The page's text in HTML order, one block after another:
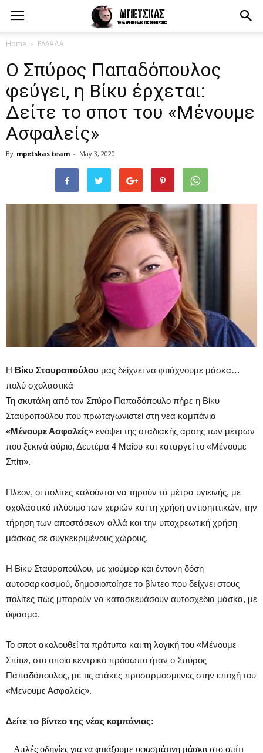
Home ΕΛΛΑΔΑ
Ο Σπύρος Παπαδόπουλος
φεύγει, η Βίκυ έρχεται:
Δείτε το σποτ του «Μένουμε
Ασφαλείς»
By mpetskas team - May 3, 2020
Η Βίκυ Σταυροπούλου μας δείχνει να φτιάχνουμε μάσκα…
πολύ σχολαστικά
Τη σκυτάλη από τον Σπύρο Παπαδόπουλο πήρε η Βίκυ
Σταυροπούλου που πρωταγωνιστεί στη νέα καμπάνια
«Μένουμε Ασφαλείς» ενόψει της σταδιακής άρσης των μέτρων
που ξεκινά αύριο, Δευτέρα 4 Μαΐου και καταργεί το «Μένουμε
Σπίτι».
Πλέον, οι πολίτες καλούνται να τηρούν τα μέτρα υγιεινής, με
σχολαστικό πλύσιμο των χεριών και τη χρήση αντισηπτικών, την
τήρηση των αποστάσεων αλλά και την υποχρεωτική χρήση
μάσκας σε συγκεκριμένους χώρους.
Η Βίκυ Σταυροπούλου, με χιούμορ και έντονη δόση
αυτοσαρκασμού, δημοσιοποίησε το βίντεο που δείχνει στους
πολίτες πώς μπορούν να κατασκευάσουν αυτοσχέδια μάσκα, με
ύφασμα.
Το σποτ ακολουθεί τα πρότυπα και τη λογική του «Μένουμε
Σπίτι», στο οποίο κεντρικό πρόσωπο ήταν ο Σπύρος
Παπαδόπουλος, με τις ατάκες προσαρμοσμενες στην εποχή του
«Μενουμε Ασφαλείς».
Δείτε το βίντεο της νέας καμπάνιας:
Απλές οδηγίες για να φτιάξουμε υφασμάτινη μάσκα στο σπίτι